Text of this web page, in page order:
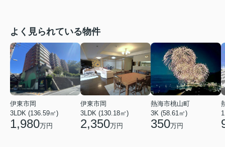
よく見られている物件
伊東市岡
3LDK (136.59㎡)
1,980万円
伊東市岡
3LDK (130.18㎡)
2,350万円
熱海市桃山町
3K (58.61㎡)
350万円